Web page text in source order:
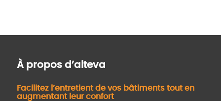
À propos d’alteva
Facilitez l’entretient de vos bâtiments tout en
augmentant leur confort